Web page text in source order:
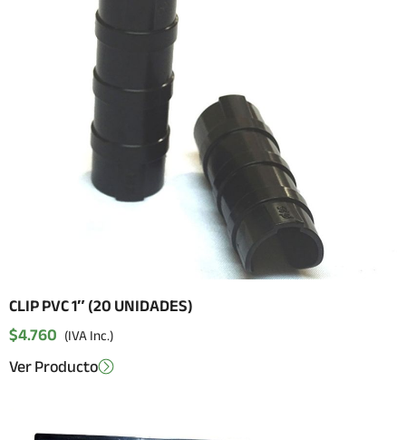
CLIP PVC 1″ (20 UNIDADES)
$4.760 (IVA Inc.)
Ver Producto